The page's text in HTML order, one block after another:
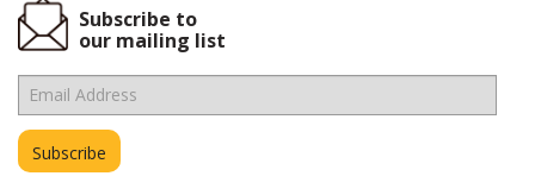
Subscribe to
our mailing list